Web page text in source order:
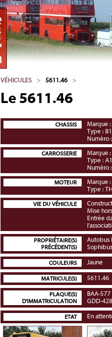
VÉHICULES > 5611.46 >
Le 5611.46
CHASSIS
Marque
Type :
Numéro
CARROSSERIE
Marque
Type :
Numéro
MOTEUR
Marque
Type :
VIE DU VÉHICULE
Mise
Entrée
PROPRIÉTAIRE(S)
PRÉCÉDENT(S)
Autobus
Sophibus
COULEURS Jaune
MATRICULE(S) 5611.46
PLAQUE(S)
D'IMMATRICULATION
BAA-577
GDD-428
ETAT En